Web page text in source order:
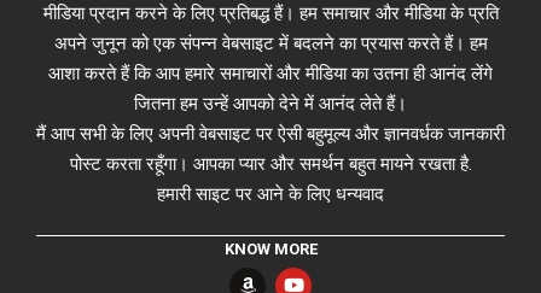
मीडिया प्रदान करने के लिए प्रतिबद्ध हैं। हम समाचार और मीडिया के प्रति
अपने जुनून को एक संपन्न वेबसाइट में बदलने का प्रयास करते हैं। हम
आशा करते हैं कि आप हमारे समाचारों और मीडिया का उतना ही आनंद लेंगे
जितना हम उन्हें आपको देने में आनंद लेते हैं।
मैं आप सभी के लिए अपनी वेबसाइट पर ऐसी बहुमूल्य और ज्ञानवर्धक जानकारी
पोस्ट करता रहूँगा। आपका प्यार और समर्थन बहुत मायने रखता है.
हमारी साइट पर आने के लिए धन्यवाद
KNOW MORE